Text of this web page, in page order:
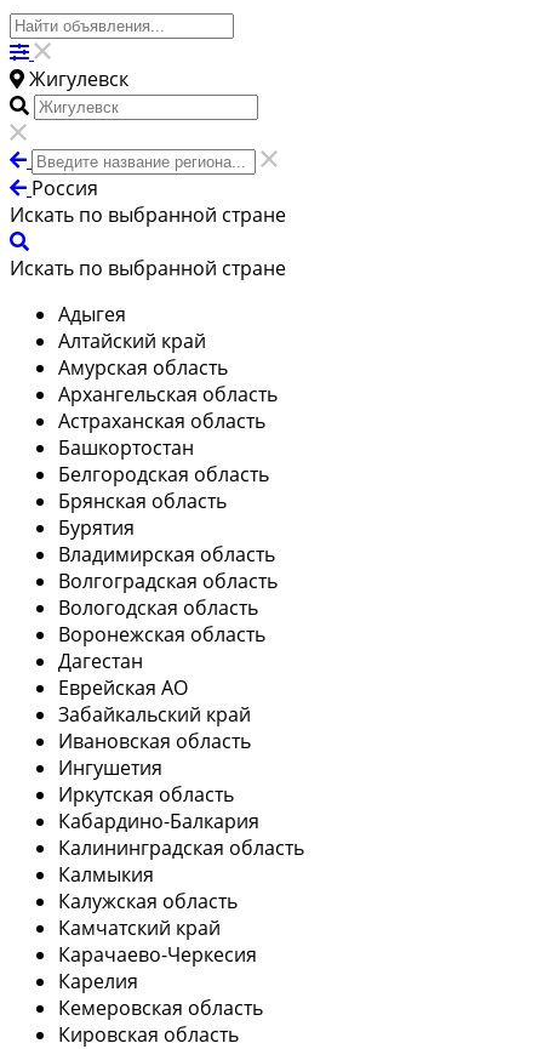
Жигулевск
Россия
Искать по выбранной стране
Искать по выбранной стране
Адыгея
Алтайский край
Амурская область
Архангельская область
Астраханская область
Башкортостан
Белгородская область
Брянская область
Бурятия
Владимирская область
Волгоградская область
Вологодская область
Воронежская область
Дагестан
Еврейская АО
Забайкальский край
Ивановская область
Ингушетия
Иркутская область
Кабардино-Балкария
Калининградская область
Калмыкия
Калужская область
Камчатский край
Карачаево-Черкесия
Карелия
Кемеровская область
Кировская область